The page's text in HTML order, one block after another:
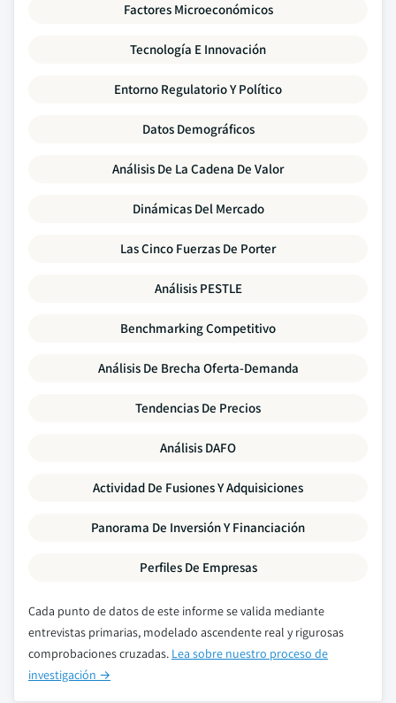
Factores Microeconómicos
Tecnología E Innovación
Entorno Regulatorio Y Político
Datos Demográficos
Análisis De La Cadena De Valor
Dinámicas Del Mercado
Las Cinco Fuerzas De Porter
Análisis PESTLE
Benchmarking Competitivo
Análisis De Brecha Oferta-Demanda
Tendencias De Precios
Análisis DAFO
Actividad De Fusiones Y Adquisiciones
Panorama De Inversión Y Financiación
Perfiles De Empresas
Cada punto de datos de este informe se valida mediante
entrevistas primarias, modelado ascendente real y rigurosas
comprobaciones cruzadas. Lea sobre nuestro proceso de
investigación →